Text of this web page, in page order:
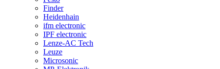
Finder
Heidenhain
ifm electronic
IPF electronic
Lenze-AC Tech
Leuze
Microsonic